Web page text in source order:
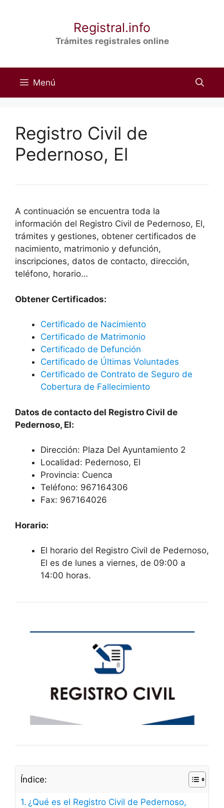
Registral.info
Trámites registrales online
Menú
Registro Civil de
Pedernoso, El
A continuación se encuentra toda la
información del Registro Civil de Pedernoso, El,
trámites y gestiones, obtener certificados de
nacimiento, matrimonio y defunción,
inscripciones, datos de contacto, dirección,
teléfono, horario…
Obtener Certificados:
Certificado de Nacimiento
Certificado de Matrimonio
Certificado de Defunción
Certificado de Últimas Voluntades
Certificado de Contrato de Seguro de
Cobertura de Fallecimiento
Datos de contacto del Registro Civil de
Pedernoso, El:
Dirección: Plaza Del Ayuntamiento 2
Localidad: Pedernoso, El
Provincia: Cuenca
Teléfono: 967164306
Fax: 967164026
Horario:
El horario del Registro Civil de Pedernoso,
El es de lunes a viernes, de 09:00 a
14:00 horas.
Índice:
¿Qué es el Registro Civil de Pedernoso,